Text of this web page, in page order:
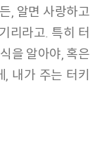
, 알면 사랑하고
리라고. 특히 터
을 알아야, 혹은
, 내가 주는 터키